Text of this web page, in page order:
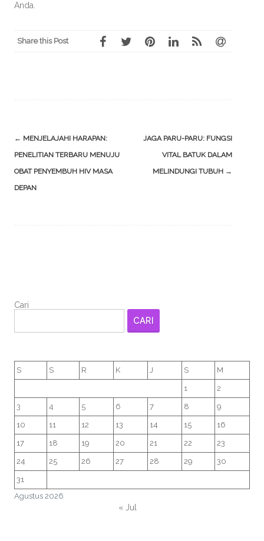
Anda.
Share this Post
Post
navigation
← MENJELAJAHI HARAPAN:
PENELITIAN TERBARU MENUJU
OBAT PENYEMBUH HIV MASA
DEPAN
JAGA PARU-PARU: FUNGSI
VITAL BATUK DALAM
MELINDUNGI TUBUH →
Cari
CARI
Agustus 2026
S S R K J S M
1 2
3 4 5 6 7 8 9
10 11 12 13 14 15 16
17 18 19 20 21 22 23
24 25 26 27 28 29 30
31
« Jul